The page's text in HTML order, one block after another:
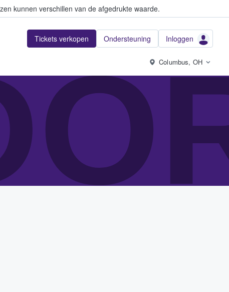
kunnen verschillen van de afgedrukte waarde.
Tickets verkopen Ondersteuning Inloggen
Columbus, OH